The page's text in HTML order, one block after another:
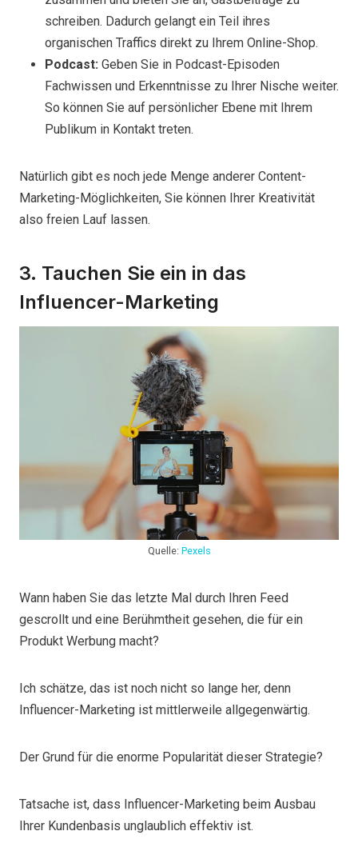
schreiben. Dadurch gelangt ein Teil ihres
organischen Traffics direkt zu Ihrem Online-Shop.
Podcast: Geben Sie in Podcast-Episoden
Fachwissen und Erkenntnisse zu Ihrer Nische weiter.
So können Sie auf persönlicher Ebene mit Ihrem
Publikum in Kontakt treten.
Natürlich gibt es noch jede Menge anderer Content-
Marketing-Möglichkeiten, Sie können Ihrer Kreativität
also freien Lauf lassen.
3. Tauchen Sie ein in das
Influencer-Marketing
Quelle: Pexels
Wann haben Sie das letzte Mal durch Ihren Feed
gescrollt und eine Berühmtheit gesehen, die für ein
Produkt Werbung macht?
Ich schätze, das ist noch nicht so lange her, denn
Influencer-Marketing ist mittlerweile allgegenwärtig.
Der Grund für die enorme Popularität dieser Strategie?
Tatsache ist, dass Influencer-Marketing beim Ausbau
Ihrer Kundenbasis unglaublich effektiv ist.